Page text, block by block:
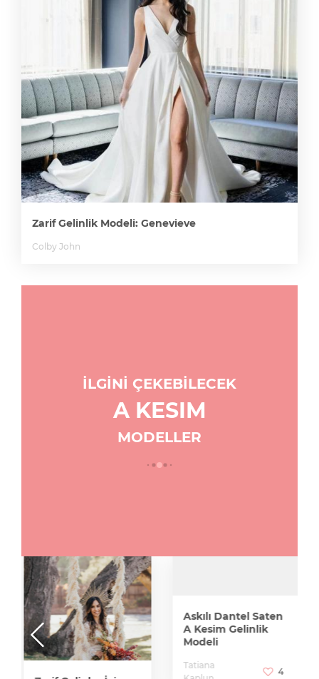
Zarif Gelinlik Modeli: Genevieve
Colby John
İLGİNİ ÇEKEBİLECEK
A KESIM
MODELLER
Askılı Dantel Saten
A Kesim Gelinlik
Modeli
Tatiana
4